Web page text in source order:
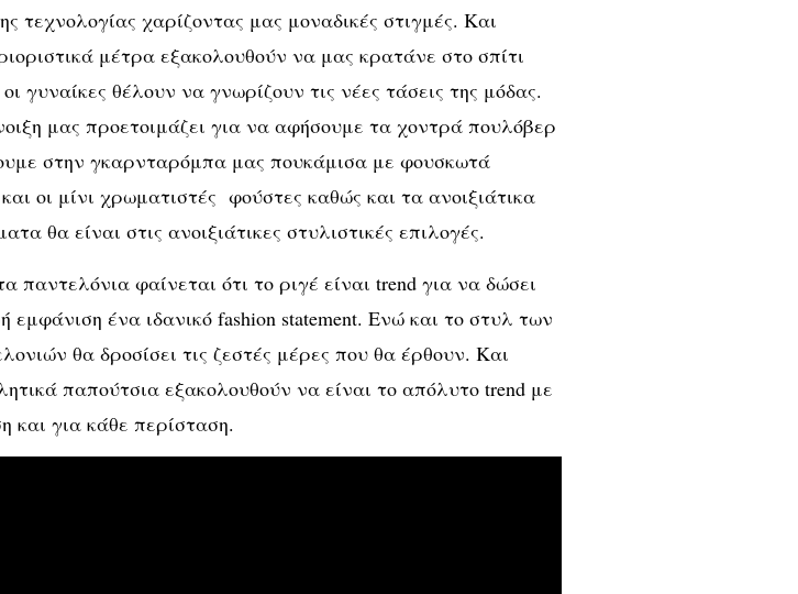
τεχνολογίας χαρίζοντας μας μοναδικές στιγμές. Και
μέτρα εξακολουθούν να μας κρατάνε στο σπίτι
γυναίκες θέλουν να γνωρίζουν τις νέες τάσεις της μόδας.
μας προετοιμάζει για να αφήσουμε τα χοντρά πουλόβερ
στην γκαρνταρόμπα μας πουκάμισα με φουσκωτά
οι μίνι χρωματιστές φούστες καθώς και τα ανοιξιάτικα
θα είναι στις ανοιξιάτικες στυλιστικές επιλογές.
παντελόνια φαίνεται ότι το ριγέ είναι trend για να δώσει
εμφάνιση ένα ιδανικό fashion statement. Ενώ και το στυλ των
θα δροσίσει τις ζεστές μέρες που θα έρθουν. Και
παπούτσια εξακολουθούν να είναι το απόλυτο trend με
και για κάθε περίσταση.